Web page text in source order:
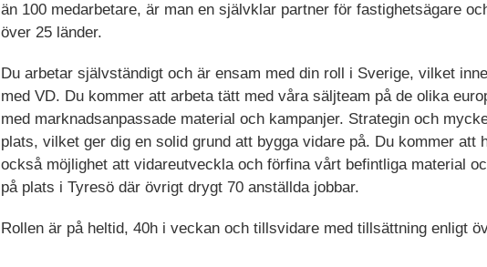
än 100 medarbetare, är man en självklar partner för fastighetsägare
över 25 länder.
Du arbetar självständigt och är ensam med din roll i Sverige, vilket
med VD. Du kommer att arbeta tätt med våra säljteam på de olika
med marknadsanpassade material och kampanjer. Strategin och
plats, vilket ger dig en solid grund att bygga vidare på. Du kommer att
också möjlighet att vidareutveckla och förfina vårt befintliga material
på plats i Tyresö där övrigt drygt 70 anställda jobbar.
Rollen är på heltid, 40h i veckan och tillsvidare med tillsättning enligt